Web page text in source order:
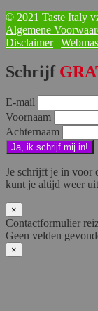
© 2021 Taste Italy
Algemene
Disclaimer|
Schrijf
E-mail
Voornaam
Achternaam
Je schrijft je in voor
kunt je altijd weer
×
Contactformulier
Geen velden
×